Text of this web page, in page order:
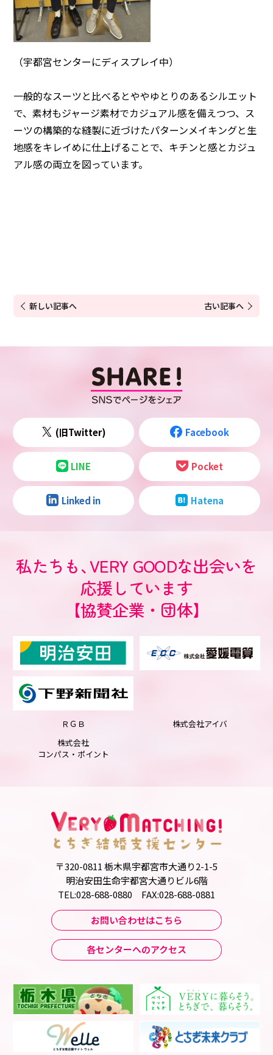
◯センターへのアクセス ◯お問い合わせ
（宇都宮センターにディスプレイ中）
一般的なスーツと比べるとややゆとりのあるシルエット
で、素材もジャージ素材でカジュアル感を備えつつ、ス
ーツの構築的な縫製に近づけたパターンメイキングと生
地感をキレイめに仕上げることで、キチンと感とカジュ
アル感の両立を図っています。
新しい記事へ 古い記事へ
(旧Twitter) Facebook
LINE Pocket
Linked in Hatena
私たちも、VERY GOODな出会いを
応援しています
【協賛企業・団体】
ＲＧＢ
株式会社アイバ
株式会社
コンパス・ポイント
〒320-0811 栃木県宇都宮市大通り2-1-5
明治安田生命宇都宮大通りビル6階
TEL:028-688-0880 FAX:028-688-0881
お問い合わせはこちら
各センターへのアクセス